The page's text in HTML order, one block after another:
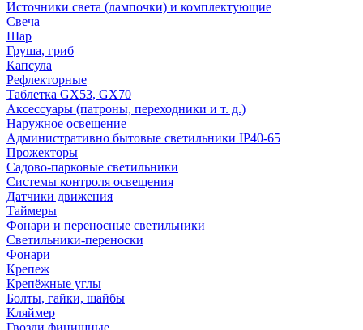
Источники света (лампочки) и комплектующие
Свеча
Шар
Груша, гриб
Капсула
Рефлекторные
Таблетка GX53, GX70
Аксессуары (патроны, переходники и т. д.)
Наружное освещение
Административно бытовые светильники IP40-65
Прожекторы
Садово-парковые светильники
Системы контроля освещения
Датчики движения
Таймеры
Фонари и переносные светильники
Светильники-переноски
Фонари
Крепеж
Крепёжные углы
Болты, гайки, шайбы
Кляймер
Гвозди финишные